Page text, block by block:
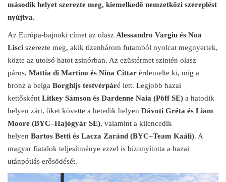
második helyet szerezte meg, kiemelkedő nemzetközi szereplést
nyújtva.
Az Európa-bajnoki címet az olasz Alessandro Vargiu és Noa
Lisci szerezte meg, akik tizenhárom futamból nyolcat megnyertek,
közte az utolsó hatot zsinórban. Az ezüstérmet szintén olasz
páros, Mattia di Martino és Nina Cittar érdemelte ki, míg a
bronz a belga Borghijs testvérpáré lett. Legjobb hazai
kettősként Litkey Sámson és Dardenne Naia (Pöff SE) a hatodik
helyen zárt, őket követte a hetedik helyen Dávoti Gréta és Liam
Moore (BYC–Hajógyár SE), valamint a kilencedik
helyen Bartos Betti és Lacza Zaránd (BYC–Team Kaáli). A
magyar fiatalok teljesítménye ezzel is bizonyította a hazai
utánpótlás erősödését.